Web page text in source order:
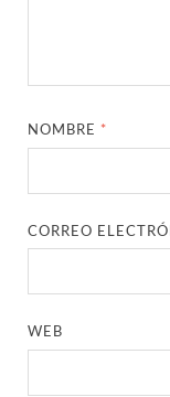
NOMBRE *
CORREO
WEB